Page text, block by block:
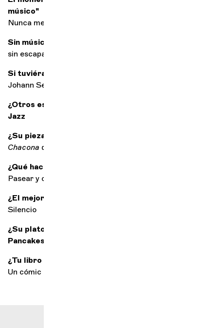
músico"
Nunca me hice esa pregunta.
Sin música, la vida sería...
sin escapatoria
Si tuviéramos que elegir a un solo compositor...
Johann Sebastian Bach
¿Otros estilos de música
Jazz
¿Su pieza favorita?
Chacona de Bach
¿Qué hace cuando no está tocando su instrumento?
Pasear y cocinar
¿El mejor acompañamiento para escuchar música?
Silencio
¿Su plato estrella
Pancakes
¿Tu libro de cabecera?
Un cómic de Geluck Le Chat